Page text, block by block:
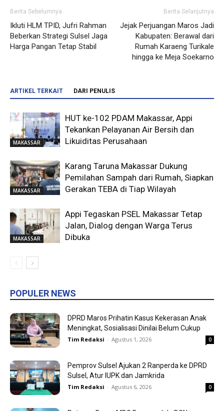
Berita Sebelumnya
Ikluti HLM TPID, Jufri Rahman
Beberkan Strategi Sulsel Jaga
Harga Pangan Tetap Stabil
Berita Selanjutnya
Jejak Perjuangan Maros Jadi
Kabupaten: Berawal dari
Rumah Karaeng Turikale
hingga ke Meja Soekarno
ARTIKEL TERKAIT DARI PENULIS
MAKASSAR
HUT ke-102 PDAM Makassar, Appi
Tekankan Pelayanan Air Bersih dan
Likuiditas Perusahaan
MAKASSAR
Karang Taruna Makassar Dukung
Pemilahan Sampah dari Rumah, Siapkan
Gerakan TEBA di Tiap Wilayah
MAKASSAR
Appi Tegaskan PSEL Makassar Tetap
Jalan, Dialog dengan Warga Terus
Dibuka
POPULER NEWS
DPRD Maros Prihatin Kasus Kekerasan Anak
Meningkat, Sosialisasi Dinilai Belum Cukup
Tim Redaksi - Agustus 1, 2026 0
Pemprov Sulsel Ajukan 2 Ranperda ke DPRD
Sulsel, Atur IUPK dan Jamkrida
Tim Redaksi - Agustus 6, 2026 0